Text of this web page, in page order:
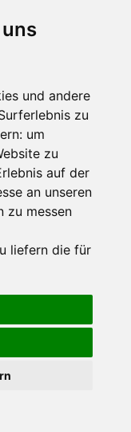
und andere
zu
um
zu
auf der
an unseren
zu messen
liefern die für